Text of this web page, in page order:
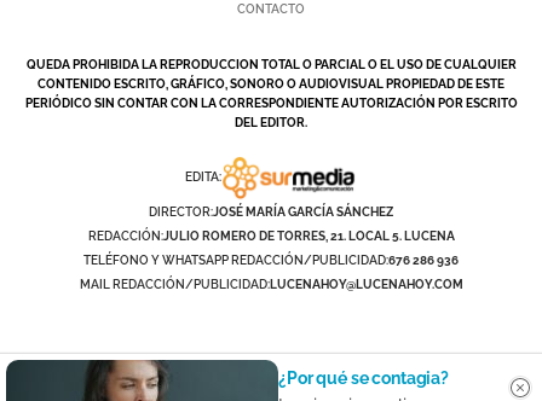
CONTACTO
QUEDA PROHIBIDA LA REPRODUCCION TOTAL O PARCIAL O EL USO DE CUALQUIER
CONTENIDO ESCRITO, GRÁFICO, SONORO O AUDIOVISUAL PROPIEDAD DE ESTE
PERIÓDICO SIN CONTAR CON LA CORRESPONDIENTE AUTORIZACIÓN POR ESCRITO
DEL EDITOR.
EDITA:
DIRECTOR:JOSÉ MARÍA GARCÍA SÁNCHEZ
REDACCIÓN:JULIO ROMERO DE TORRES, 21. LOCAL 5. LUCENA
TELÉFONO Y WHATSAPP REDACCIÓN/PUBLICIDAD:676 286 936
MAIL REDACCIÓN/PUBLICIDAD:LUCENAHOY@LUCENAHOY.COM
¿Por qué se contagia?